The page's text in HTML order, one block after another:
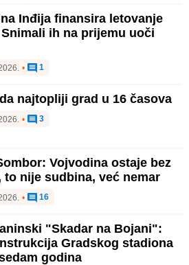
Inđija finansira letovanje
ih na prijemu uoči
• 1
najtopliji grad u 16 časova
• 3
Vojvodina ostaje bez
to nije sudbina, već nemar
• 16
"Skadar na Bojani":
Gradskog stadiona
godina